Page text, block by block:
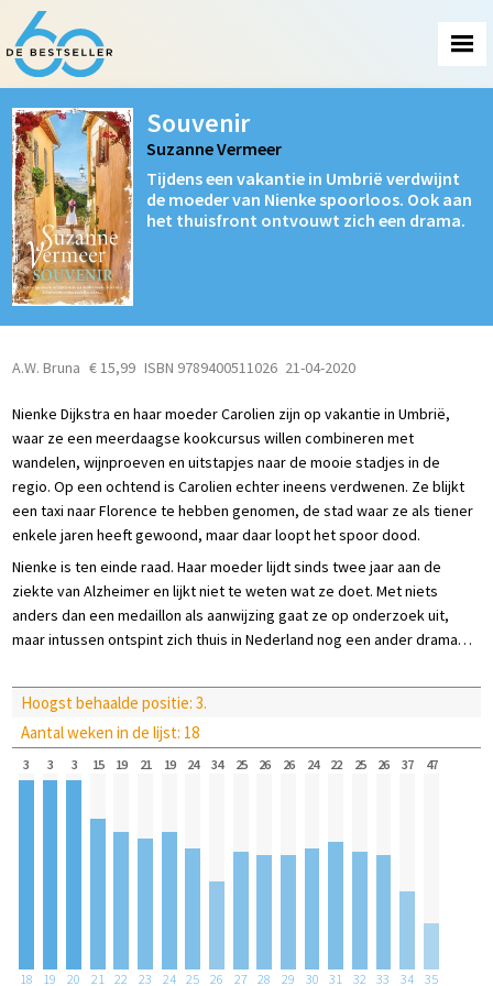
Souvenir
Suzanne Vermeer
Tijdens een vakantie in Umbrië verdwijnt
de moeder van Nienke spoorloos. Ook aan
het thuisfront ontvouwt zich een drama.
A.W. Bruna € 15,99 ISBN 9789400511026 21-04-2020
Nienke Dijkstra en haar moeder Carolien zijn op vakantie in Umbrië,
waar ze een meerdaagse kookcursus willen combineren met
wandelen, wijnproeven en uitstapjes naar de mooie stadjes in de
regio. Op een ochtend is Carolien echter ineens verdwenen. Ze blijkt
een taxi naar Florence te hebben genomen, de stad waar ze als tiener
enkele jaren heeft gewoond, maar daar loopt het spoor dood.
Nienke is ten einde raad. Haar moeder lijdt sinds twee jaar aan de
ziekte van Alzheimer en lijkt niet te weten wat ze doet. Met niets
anders dan een medaillon als aanwijzing gaat ze op onderzoek uit,
maar intussen ontspint zich thuis in Nederland nog een ander drama…
Hoogst behaalde positie: 3.
Aantal weken in de lijst: 18
3
18
3
19
3
20
15
21
19
22
21
23
19
24
24
25
34
26
25
27
26
28
26
29
24
30
22
31
25
32
26
33
37
34
47
35